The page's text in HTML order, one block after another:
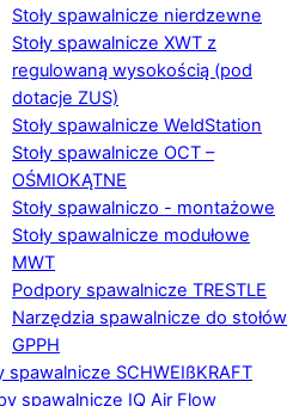
Stoły spawalnicze nierdzewne
Stoły spawalnicze XWT z
regulowaną wysokością (pod
dotacje ZUS)
Stoły spawalnicze WeldStation
Stoły spawalnicze OCT –
OŚMIOKĄTNE
Stoły spawalniczo - montażowe
Stoły spawalnicze modułowe
MWT
Podpory spawalnicze TRESTLE
Narzędzia spawalnicze do stołów
GPPH
spawalnicze SCHWEIßKRAFT
spawalnicze IQ Air Flow